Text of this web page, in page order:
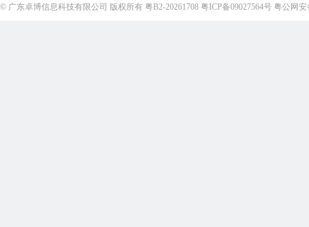
© 广东卓博信息科技有限公司 版权所有 粤B2-20261708 粤ICP备09027564号 粤公网安